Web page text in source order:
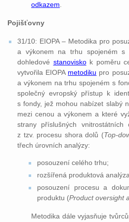
odkazem
Pojišťovny
31/10: EIOPA – Metodika pro
a výkonem na trhu spojeném
dohledové stanoviskok poměru
vytvořila EIOPA metodiku pro
a výkonem na trhu spojeném s
společný evropský přístup k
s fondy, jež mohou nabízet slabý
mezi cenou a výkonem a které
strany příslušných vnitrostátních
z tzv. procesu shora dolů (Top-
třech úrovních analýzy:
posouzení celého trhu;
rozšířená produktová
posouzení procesu a
produktu (Product oversight
Metodika dále vyjasňuje